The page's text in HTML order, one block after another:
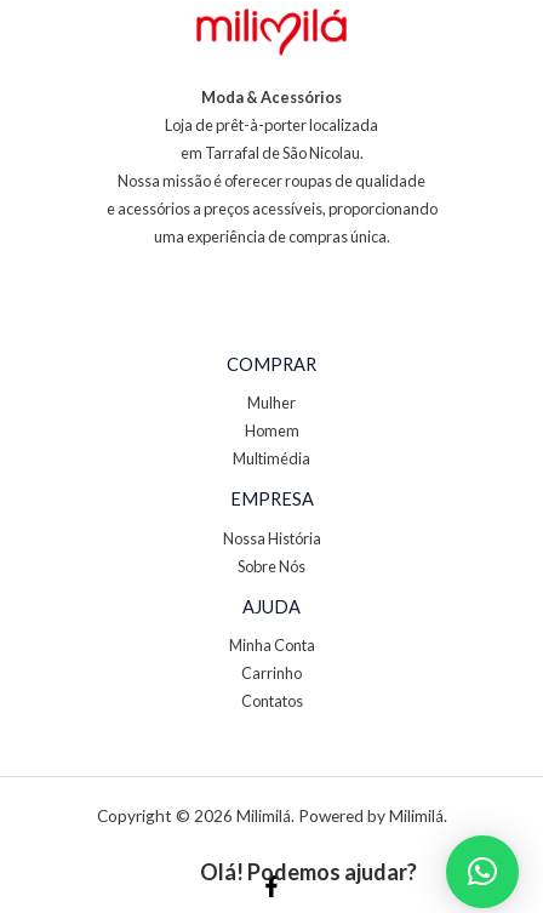
Moda & Acessórios
Loja de prêt-à-porter localizada
em Tarrafal de São Nicolau.
Nossa missão é oferecer roupas de qualidade
e acessórios a preços acessíveis, proporcionando
uma experiência de compras única.
COMPRAR
Mulher
Homem
Multimédia
EMPRESA
Nossa História
Sobre Nós
AJUDA
Minha Conta
Carrinho
Contatos
Copyright © 2026 Milimilá. Powered by Milimilá.
Olá! Podemos ajudar?